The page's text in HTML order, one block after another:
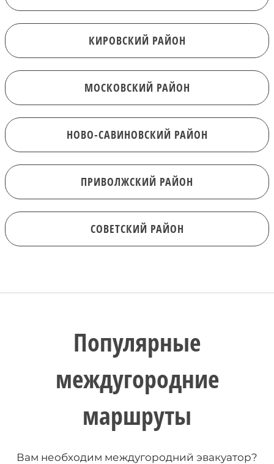
НОВО-САВИНОВСКИЙ РАЙОН
КИРОВСКИЙ РАЙОН
МОСКОВСКИЙ РАЙОН
ПРИВОЛЖСКИЙ РАЙОН
СОВЕТСКИЙ РАЙОН
Популярные
междугородние
маршруты
Вам необходим междугородний эвакуатор?